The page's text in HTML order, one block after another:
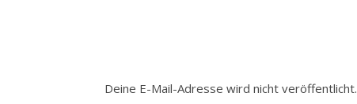
Deine E-Mail-Adresse wird nicht veröffentlicht.